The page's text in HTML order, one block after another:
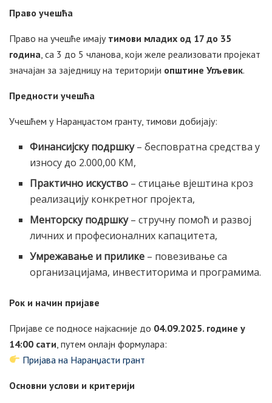
Право учешћа
Право на учешће имају тимови младих од 17 до 35
година , са 3 до 5 чланова, који желе реализовати пројекат
значајан за заједницу на територији општине Угљевик.
Предности учешћа
Учешћем у Наранџастом гранту, тимови добијају:
Финансијску подршку– бесповратна средства у
износу до 2.000,00 КМ,
Практично искуство – стицање вјештина кроз
реализацију конкретног пројекта,
Менторску подршку– стручну помоћ и развој
личних и професионалних капацитета,
Умрежавање и прилике – повезивање са
организацијама, инвеститорима и програмима.
Рок и начин пријаве
Пријаве се подносе најкасније до 04.09.2025. године у
14:00 сати , путем онлајн формулара:
Пријава на Наранџасти грант
Основни услови и критерији